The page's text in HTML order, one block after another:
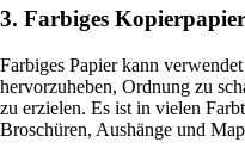
3. Farbiges Kopierpapier
Farbiges Papier kann
hervorzuheben, Ordnung zu
zu erzielen. Es ist in vielen
Broschüren, Aushänge und